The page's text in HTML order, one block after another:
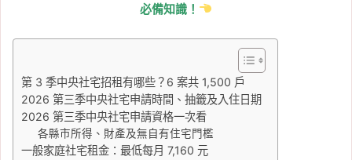
必備知識！
第 3 季中央社宅招租有哪些？6 案共 1,500 戶
2026 第三季中央社宅申請時間、抽籤及入住日期
2026 第三季中央社宅申請資格一次看
各縣市所得、財產及無自有住宅門檻
一般家庭社宅租金：最低每月 7,160 元